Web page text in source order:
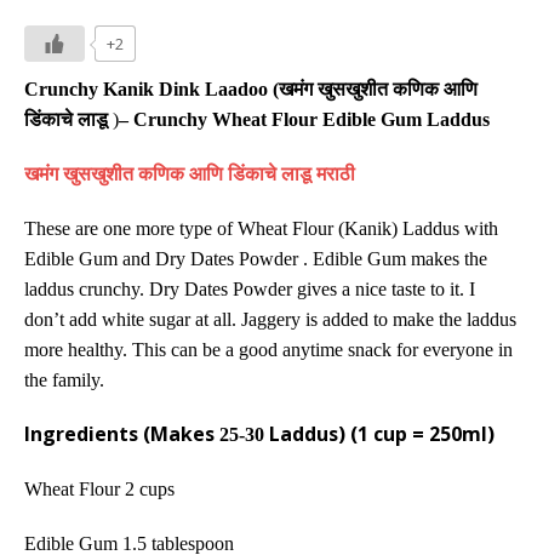
+2
Crunchy Kanik Dink Laadoo (खमंग खुसखुशीत कणिकआणि
डिंकाचे लाडू)– Crunchy Wheat Flour Edible Gum Laddus
खमंग खुसखुशीत कणिक आणिडिंकाचे लाडूमराठी
These are one more type ofWheat Flour (Kanik) Laddus with
Edible Gum and Dry Dates Powder . Edible Gum makes the
laddus crunchy. Dry Dates Powder gives a nice taste to it. I
don’t add white sugar at all. Jaggery is added to make the laddus
more healthy. This can be a good anytime snack for everyone in
the family.
Ingredients (Makes 25-30 Laddus) (1 cup = 250ml)
Wheat Flour 2 cups
Edible Gum 1.5 tablespoon